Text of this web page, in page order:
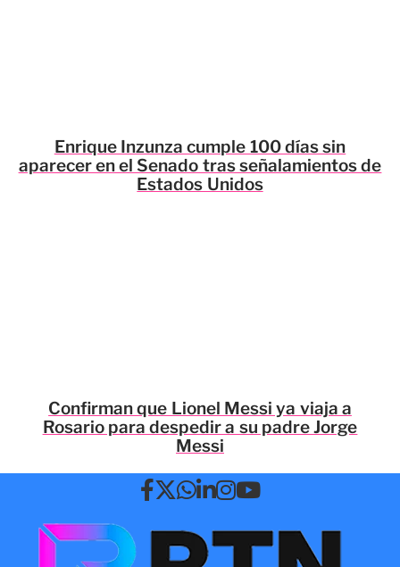
Enrique Inzunza cumple 100 días sin
aparecer en el Senado tras señalamientos de
Estados Unidos
Confirman que Lionel Messi ya viaja a
Rosario para despedir a su padre Jorge
Messi